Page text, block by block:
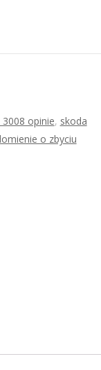
opinie, skoda
o zbyciu